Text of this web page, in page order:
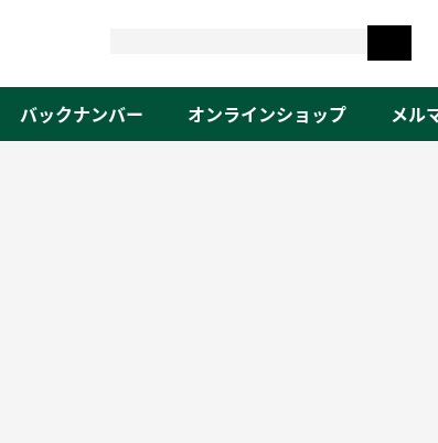
バックナンバー オンラインショップ メル